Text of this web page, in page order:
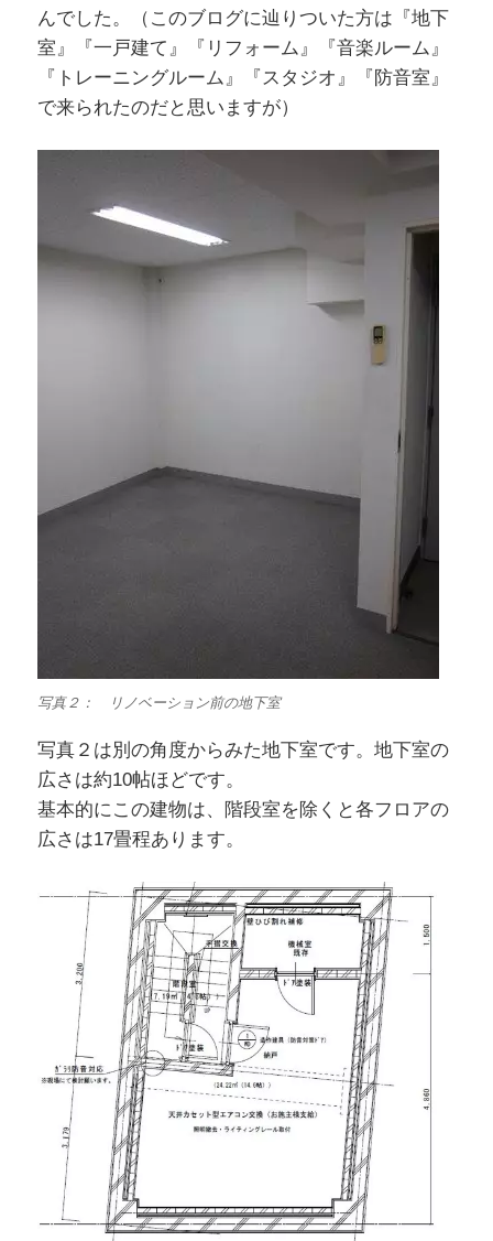
んでした。（このブログに辿りついた方は『地下
室』『一戸建て』『リフォーム』『音楽ルーム』
『トレーニングルーム』『スタジオ』『防音室』
で来られたのだと思いますが）
写真２： リノベーション前の地下室
写真２は別の角度からみた地下室です。地下室の
広さは約10帖ほどです。
基本的にこの建物は、階段室を除くと各フロアの
広さは17畳程あります。